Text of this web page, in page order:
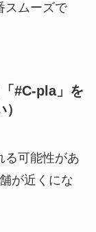
スムーズで
#C-pla」を
る可能性があ
が近くにな